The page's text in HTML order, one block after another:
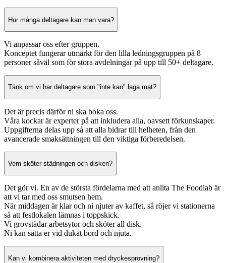
Hur många deltagare kan man vara?
Vi anpassar oss efter gruppen.
Konceptet fungerar utmärkt för den lilla ledningsgruppen på 8
personer såväl som för stora avdelningar på upp till 50+ deltagare.
Tänk om vi har deltagare som "inte kan" laga mat?
Det är precis därför ni ska boka oss.
Våra kockar är experter på att inkludera alla, oavsett förkunskaper.
Uppgifterna delas upp så att alla bidrar till helheten, från den
avancerade smaksättningen till den viktiga förberedelsen.
Vem sköter städningen och disken?
Det gör vi. En av de största fördelarna med att anlita The Foodlab är
att vi tar med oss smutsen hem.
När middagen är klar och ni njuter av kaffet, så röjer vi stationerna
så att festlokalen lämnas i toppskick.
Vi grovstädar arbetsytor och sköter all disk.
Ni kan sätta er vid dukat bord och njuta.
Kan vi kombinera aktiviteten med dryckesprovning?